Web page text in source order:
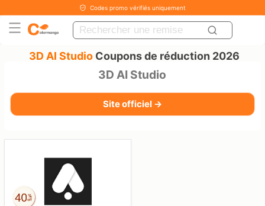
Codes promo vérifiés uniquement
3D AI Studio Coupons de réduction 2026
3D AI Studio
Site officiel →